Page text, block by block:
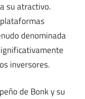
su atractivo.
denominada
inversores.
de Bonk y su